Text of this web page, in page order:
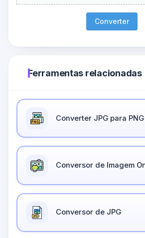
Converter
Ferramentas relacionadas
Converter JPG para
Conversor de Imagem
Conversor de JPG